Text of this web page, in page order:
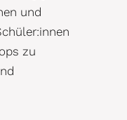
und
zu